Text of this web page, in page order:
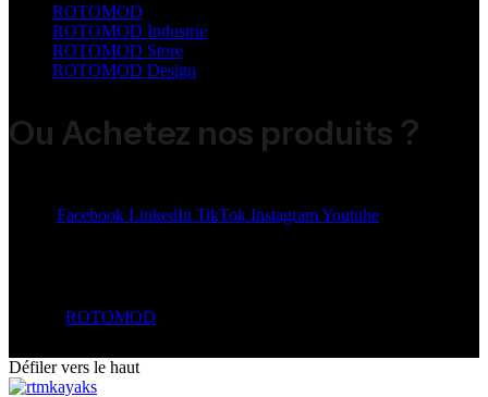
ROTOMOD
ROTOMOD Industrie
ROTOMOD Store
ROTOMOD Design
Ou Achetez nos produits ?
Facebook LinkedIn TikTok InstagramYoutube
ROTOMOD
Défiler vers le haut